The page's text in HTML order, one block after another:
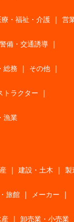
・福祉・介護 | 営
警備・交通誘導 |
総務 | その他 |
トラクター |
漁業
| 建設・土木 | 製
旅館 | メーカー |
| 卸売業・小売業